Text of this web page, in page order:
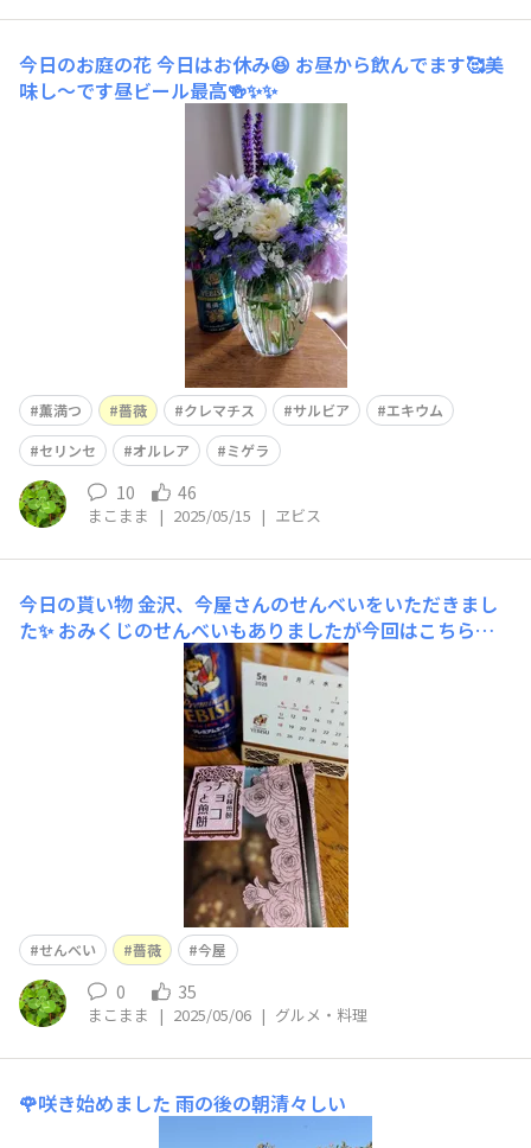
今日のお庭の花今日はお休み😆 お昼から飲んでます🥰美
味し〜です昼ビール最高🍻✨✨
薫満つ 薔薇 クレマチス サルビア
エキウム
セリンセ
オルレア ミゲラ
10 46
まこまま | 2025/05/15 | ヱビス
今日の貰い物金沢、今屋さんのせんべいをいただきまし
た✨ おみくじのせんべいもありましたが今回はこちらを
チョイス🥰 薔薇のパッケージが麗しいです🌹😊
せんべい 薔薇 今屋
0 35
まこまま | 2025/05/06 | グルメ・料理
🌹咲き始めました 雨の後の朝清々しい